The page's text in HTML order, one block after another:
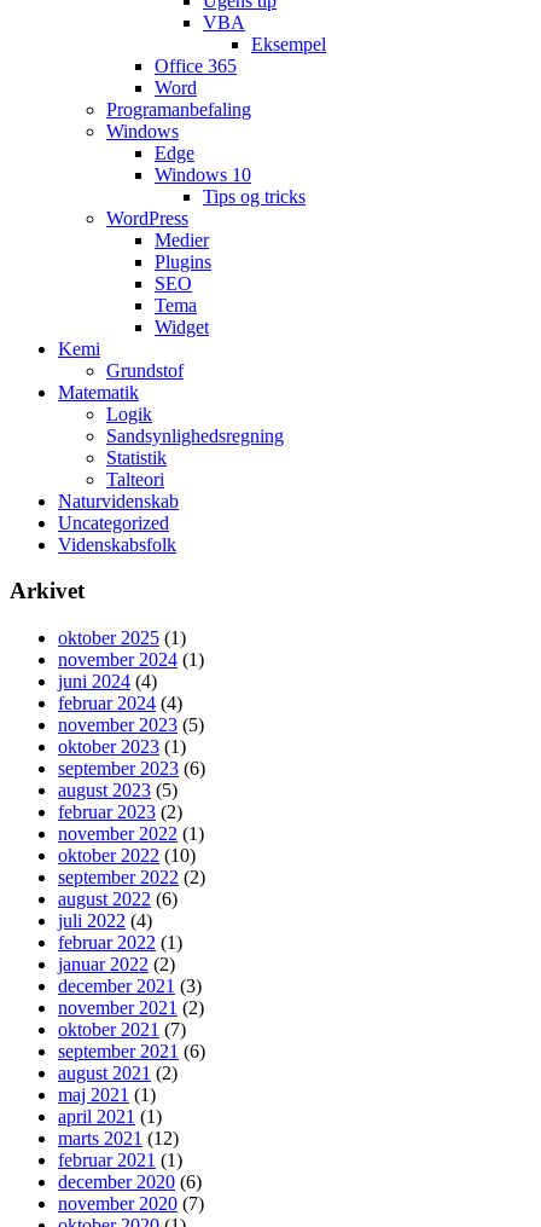
VBA
Eksempel
Office 365
Word
Programanbefaling
Windows
Edge
Windows 10
Tips og tricks
WordPress
Medier
Plugins
SEO
Tema
Widget
Kemi
Grundstof
Matematik
Logik
Sandsynlighedsregning
Statistik
Talteori
Naturvidenskab
Uncategorized
Videnskabsfolk
Arkivet
oktober 2025 (1)
november 2024 (1)
juni 2024 (4)
februar 2024 (4)
november 2023 (5)
oktober 2023 (1)
september 2023 (6)
august 2023 (5)
februar 2023 (2)
november 2022 (1)
oktober 2022 (10)
september 2022 (2)
august 2022 (6)
juli 2022 (4)
februar 2022 (1)
januar 2022 (2)
december 2021 (3)
november 2021 (2)
oktober 2021 (7)
september 2021 (6)
august 2021 (2)
maj 2021 (1)
april 2021 (1)
marts 2021 (12)
februar 2021 (1)
december 2020 (6)
november 2020 (7)